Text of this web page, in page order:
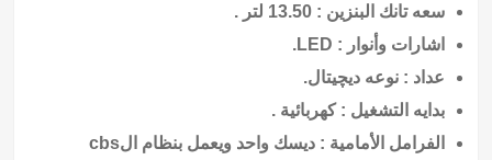
سعه تانك البنزين : 13.50 لتر .
اشارات وأنوار : LED.
عداد : نوعه ديچيتال.
بدايه التشغيل : كهربائية .
الفرامل الأمامية : ديسك واحد ويعمل بنظام الcbs